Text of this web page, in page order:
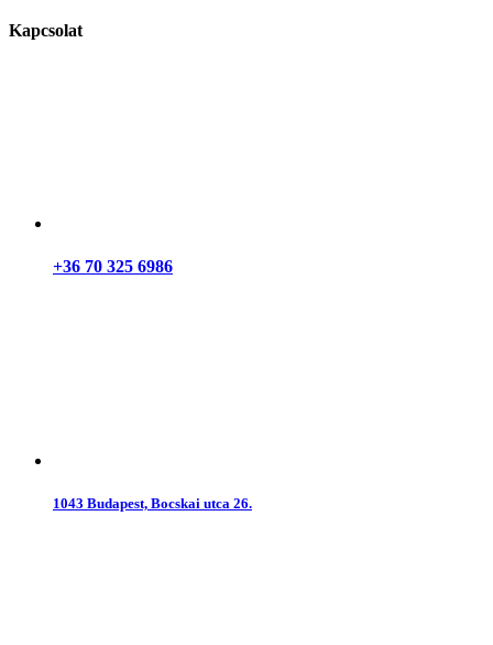
Kapcsolat
+36 70 325 6986
1043 Budapest, Bocskai utca 26.